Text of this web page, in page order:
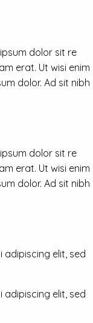
dolor sit re
erat. Ut wisi enim
dolor. Ad sit nibh
dolor sit re
erat. Ut wisi enim
dolor. Ad sit nibh
adipiscing elit, sed
adipiscing elit, sed